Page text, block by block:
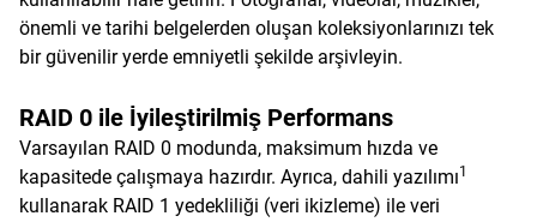
önemli ve tarihi belgelerden oluşan koleksiyonlarınızı tek
bir güvenilir yerde emniyetli şekilde arşivleyin.
RAID 0 ile İyileştirilmiş Performans
Varsayılan RAID 0 modunda, maksimum hızda ve
kapasitede çalışmaya hazırdır. Ayrıca, dahili yazılımı1
kullanarak RAID 1 yedekliliği (veri ikizleme) ile veri